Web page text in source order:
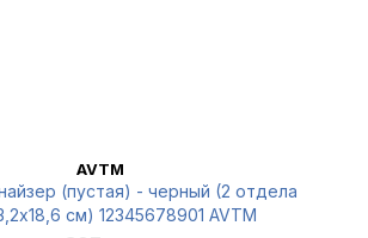
AVTM
(пустая) - черный (2 отдела
см) 12345678901 AVTM